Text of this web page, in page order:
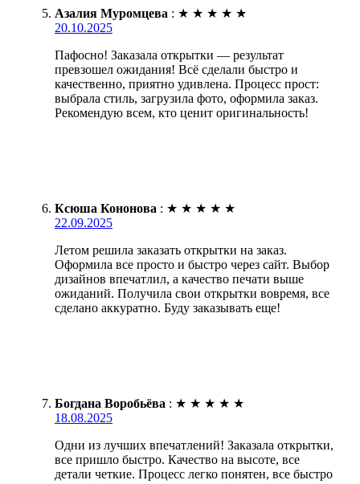
Азалия Муромцева : ★ ★ ★ ★ ★
20.10.2025
Пафосно! Заказала открытки — результат
превзошел ожидания! Всё сделали быстро и
качественно, приятно удивлена. Процесс прост:
выбрала стиль, загрузила фото, оформила заказ.
Рекомендую всем, кто ценит оригинальность!
Ксюша Кононова : ★ ★ ★ ★ ★
22.09.2025
Летом решила заказать открытки на заказ.
Оформила все просто и быстро через сайт. Выбор
дизайнов впечатлил, а качество печати выше
ожиданий. Получила свои открытки вовремя, все
сделано аккуратно. Буду заказывать еще!
Богдана Воробьёва : ★ ★ ★ ★ ★
18.08.2025
Одни из лучших впечатлений! Заказала открытки,
все пришло быстро. Качество на высоте, все
детали четкие. Процесс легко понятен, все быстро